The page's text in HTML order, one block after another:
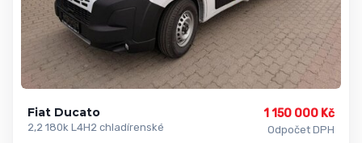
Fiat Ducato
2,2 180k L4H2 chladírenské
1 150 000 Kč
Odpočet DPH